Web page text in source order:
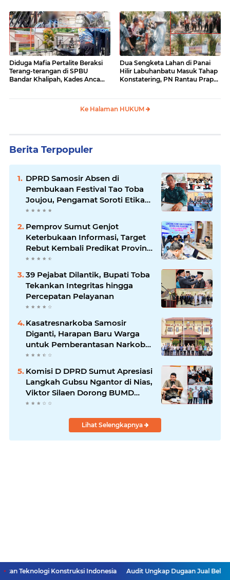
Diduga Mafia Pertalite Beraksi
Terang-terangan di SPBU
Bandar Khalipah, Kades Ancam
Dua Sengketa Lahan di Panai
Hilir Labuhanbatu Masuk Tahap
Konstatering, PN Rantau Prapat
Ke Halaman HUKUM
Berita Terpopuler
DPRD Samosir Absen di
Pembukaan Festival Tao Toba
Joujou, Pengamat Soroti Etika
Birokrasi Pemkab
Pemprov Sumut Genjot
Keterbukaan Informasi, Target
Rebut Kembali Predikat Provinsi
Informatif
39 Pejabat Dilantik, Bupati Toba
Tekankan Integritas hingga
Percepatan Pelayanan
Kasatresnarkoba Samosir
Diganti, Harapan Baru Warga
untuk Pemberantasan Narkoba
Menguat
Komisi D DPRD Sumut Apresiasi
Langkah Gubsu Ngantor di Nias,
Viktor Silaen Dorong BUMD
Kelola Rumput Laut
Lihat Selengkapnya
Konstruksi Indonesia Audit Ungkap Dugaan Jual Beli Jabatan,